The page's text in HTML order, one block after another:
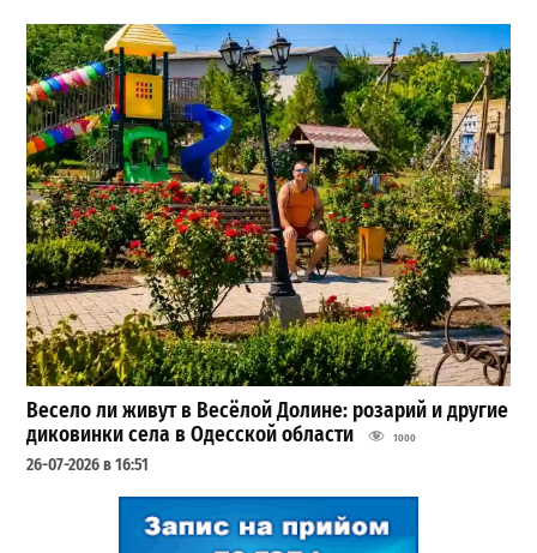
Весело ли живут в Весёлой Долине: розарий и другие
диковинки села в Одесской области
1000
26-07-2026 в 16:51